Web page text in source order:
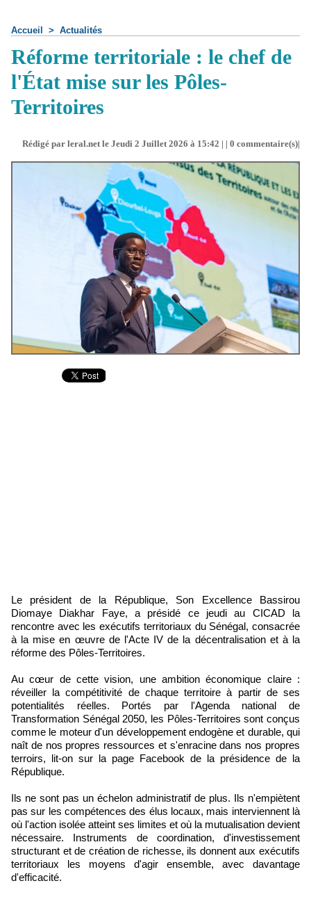
Accueil > Actualités
Réforme territoriale : le chef de
l'État mise sur les Pôles-
Territoires
Rédigé par leral.net le Jeudi 2 Juillet 2026 à 15:42 | | 0 commentaire(s)|
Le président de la République, Son Excellence Bassirou
Diomaye Diakhar Faye, a présidé ce jeudi au CICAD la
rencontre avec les exécutifs territoriaux du Sénégal, consacrée
à la mise en œuvre de l'Acte IV de la décentralisation et à la
réforme des Pôles-Territoires.
Au cœur de cette vision, une ambition économique claire :
réveiller la compétitivité de chaque territoire à partir de ses
potentialités réelles. Portés par l'Agenda national de
Transformation Sénégal 2050, les Pôles-Territoires sont conçus
comme le moteur d'un développement endogène et durable, qui
naît de nos propres ressources et s'enracine dans nos propres
terroirs, lit-on sur la page Facebook de la présidence de la
République.
Ils ne sont pas un échelon administratif de plus. Ils n'empiètent
pas sur les compétences des élus locaux, mais interviennent là
où l'action isolée atteint ses limites et où la mutualisation devient
nécessaire. Instruments de coordination, d'investissement
structurant et de création de richesse, ils donnent aux exécutifs
territoriaux les moyens d'agir ensemble, avec davantage
d'efficacité.